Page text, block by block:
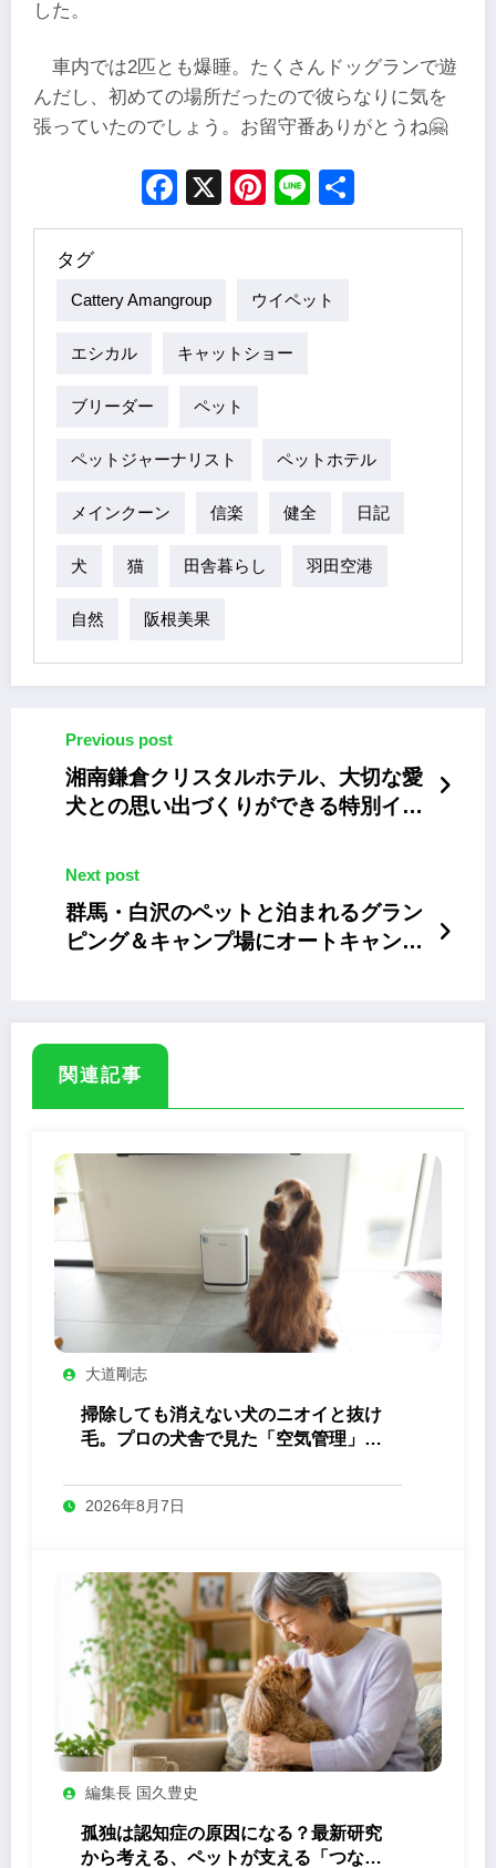
した。
車内では2匹とも爆睡。たくさんドッグランで遊
んだし、初めての場所だったので彼らなりに気を
張っていたのでしょう。お留守番ありがとうね🤗
Facebook
X Pinterest
Line
タグ
Cattery Amangroup ウイペット
エシカル キャットショー
ブリーダー ペット
ペットジャーナリスト ペットホテル
メインクーン 信楽 健全 日記
犬 猫 田舎暮らし 羽田空港
自然 阪根美果
Previous post
湘南鎌倉クリスタルホテル、大切な愛
犬との思い出づくりができる特別イベ
Next post
群馬・白沢のペットと泊まれるグラン
ピング＆キャンプ場にオートキャンプ
関連記事
大道剛志
掃除しても消えない犬のニオイと抜け
毛。プロの犬舎で見た「空気管理」の
2026年8月7日
編集長 国久豊史
孤独は認知症の原因になる？最新研究
から考える、ペットが支える「つなが